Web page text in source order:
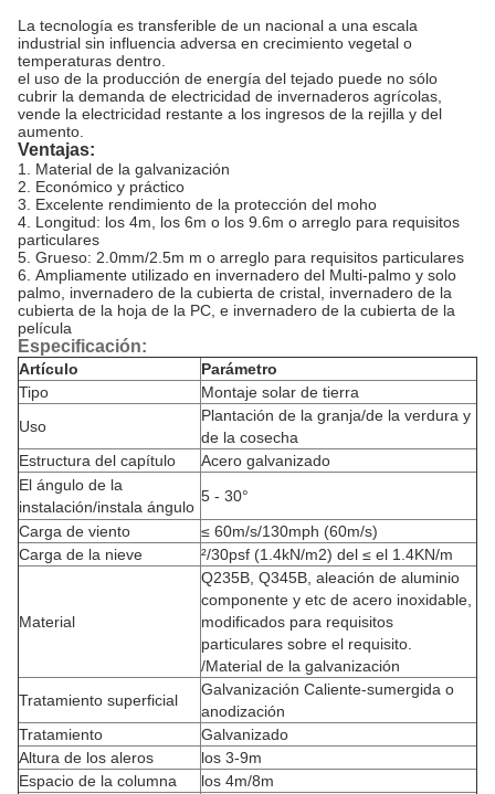
La tecnología es transferible de un nacional a una escala
industrial sin influencia adversa en crecimiento vegetal o
temperaturas dentro.
el uso de la producción de energía del tejado puede no sólo
cubrir la demanda de electricidad de invernaderos agrícolas,
vende la electricidad restante a los ingresos de la rejilla y del
aumento.
Ventajas:
1. Material de la galvanización
2. Económico y práctico
3. Excelente rendimiento de la protección del moho
4. Longitud: los 4m, los 6m o los 9.6m o arreglo para requisitos
particulares
5. Grueso: 2.0mm/2.5m m o arreglo para requisitos particulares
6. Ampliamente utilizado en invernadero del Multi-palmo y solo
palmo, invernadero de la cubierta de cristal, invernadero de la
cubierta de la hoja de la PC, e invernadero de la cubierta de la
película
Especificación:
Artículo
Parámetro
Tipo
Montaje solar de tierra
Uso
Plantación de la granja/de la verdura y
de la cosecha
Estructura del capítulo
Acero galvanizado
El ángulo de la
instalación/instala ángulo
5 - 30°
Carga de viento
≤ 60m/s/130mph (60m/s)
Carga de la nieve
²/30psf (1.4kN/m2) del ≤ el 1.4KN/m
Material
Q235B, Q345B, aleación de aluminio
componente y etc de acero inoxidable,
modificados para requisitos
particulares sobre el requisito.
/Material de la galvanización
Tratamiento superficial
Galvanización Caliente-sumergida o
anodización
Tratamiento
Galvanizado
Altura de los aleros
los 3-9m
Espacio de la columna
los 4m/8m